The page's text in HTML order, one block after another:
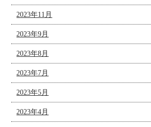
2023年11月
2023年9月
2023年8月
2023年7月
2023年5月
2023年4月